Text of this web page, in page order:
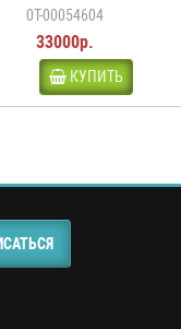
0Т-00054604
33000р.
КУПИТЬ